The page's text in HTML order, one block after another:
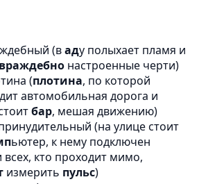
(ваду полыхает пламя и
враждебно настроенные черти)
(плотина, по которой
автомобильная дорога и
бар, мешая движению)
(на улице стоит
ьютер, к нему подключен
всех, кто проходит мимо,
измерить пульс)